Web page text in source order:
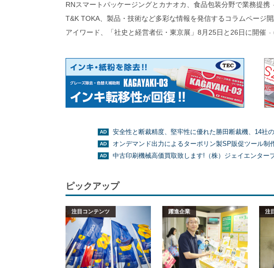
RNスマートパッケージングとカナオカ、食品包装分野で業務提携
T&K TOKA、製品・技術など多彩な情報を発信するコラムページ
アイワード、「社史と経営者伝・東京展」8月25日と26日に開催
安全性と断裁精度、堅牢性に優れた勝田断裁機、14社
オンデマンド出力によるターポリン製SP販促ツール制
中古印刷機械高価買取致します!（株）ジェイエンター
ピックアップ
注目コンテンツ 躍進企業 注